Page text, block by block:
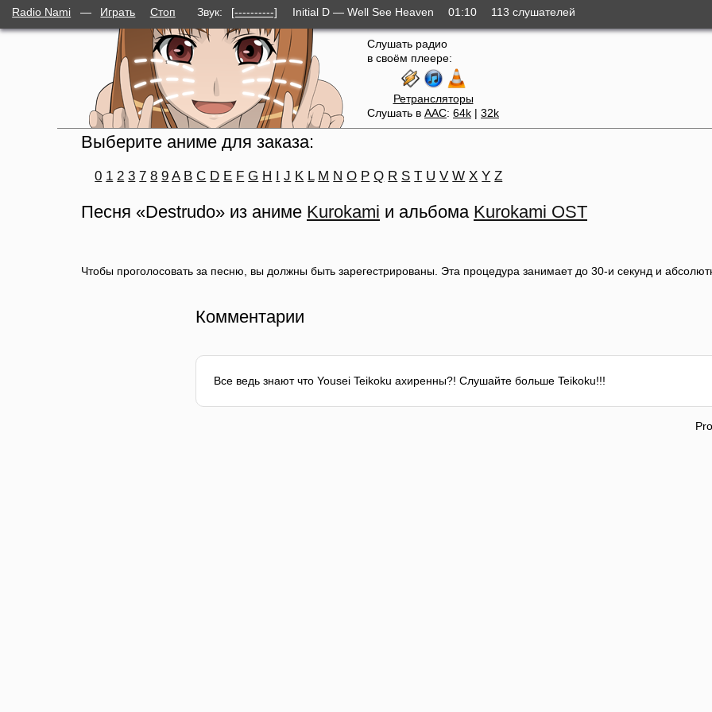
Radio Nami — Играть Стоп Звук: [----------] Initial D — Well See Heaven 01:10 113 слушателей
Слушать радио
в своём плеере:
Ретрансляторы
Слушать в AAC: 64k | 32k
Выберите аниме для заказа:
0 1 2 3 7 8 9 A B C D E F G H I J K L M N O P Q R S T U V W X Y Z
Песня «Destrudo» из аниме Kurokami и альбома Kurokami OST
Чтобы проголосовать за песню, вы должны быть зарегестрированы. Эта процедура занимает до 30-и секунд и
Комментарии
Все ведь знают что Yousei Teikoku ахиренны?! Слушайте больше Teikoku!!!